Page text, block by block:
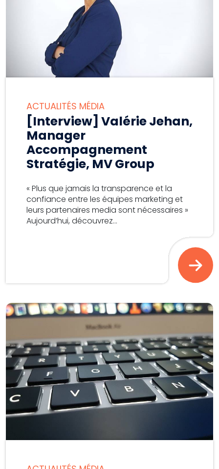
ACTUALITÉS MÉDIA
[Interview] Valérie Jehan,
Manager
Accompagnement
Stratégie, MV Group
« Plus que jamais la transparence et la
confiance entre les équipes marketing et
leurs partenaires media sont nécessaires »
Aujourd’hui, découvrez...